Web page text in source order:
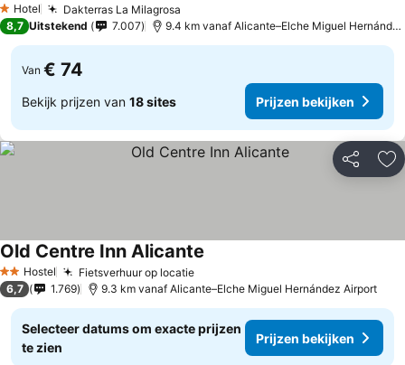
1 Sterren
Hotel Dakterras La Milagrosa
8,7 Uitstekend 7.007 9.4 km vanaf Alicante–Elche Miguel Hernández Airport
Van € 74
Bekijk prijzen van 18 sites Prijzen bekijken
Delen
2 Sterren
Hostel Fietsverhuur op locatie
Old Centre Inn Alicante
6,7 1.769 9.3 km vanaf Alicante–Elche Miguel Hernández Airport
Selecteer datums om exacte prijzen
te zien
Prijzen bekijken